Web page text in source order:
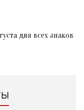
для всех знаков